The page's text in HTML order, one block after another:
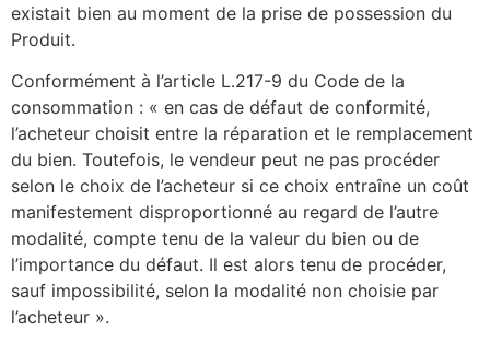
existait bien au moment de la prise de possession du
Produit.
Conformément à l’article L.217-9 du Code de la
consommation : « en cas de défaut de conformité,
l’acheteur choisit entre la réparation et le remplacement
du bien. Toutefois, le vendeur peut ne pas procéder
selon le choix de l’acheteur si ce choix entraîne un coût
manifestement disproportionné au regard de l’autre
modalité, compte tenu de la valeur du bien ou de
l’importance du défaut. Il est alors tenu de procéder,
sauf impossibilité, selon la modalité non choisie par
l’acheteur ».